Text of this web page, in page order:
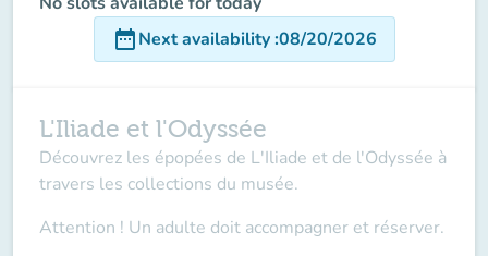
date_rangeNext availability:08/20/2026
L'Iliade et l'Odyssée
Découvrez les épopées de L'Iliade et de l'Odyssée à
travers les collections du musée.
Attention ! Un adulte doit accompagner et réserver.